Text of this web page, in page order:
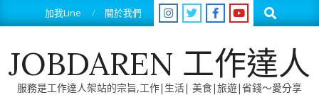
to
加我Line 關於我們 Search
JOBDAREN 工作達人
服務是工作達人架站的宗旨,工作|生活| 美食|旅遊|省錢～愛分享